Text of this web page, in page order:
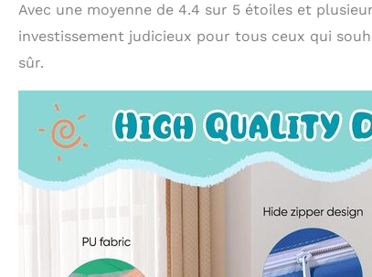
Avec une moyenne de 4.4 sur 5 étoiles et
investissement judicieux pour tous ceux qui
sûr.